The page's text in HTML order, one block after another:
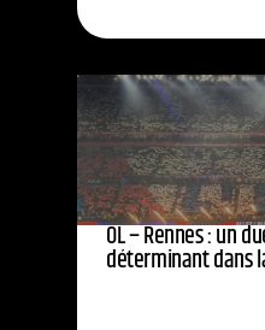
OL – Rennes : un
déterminant dans